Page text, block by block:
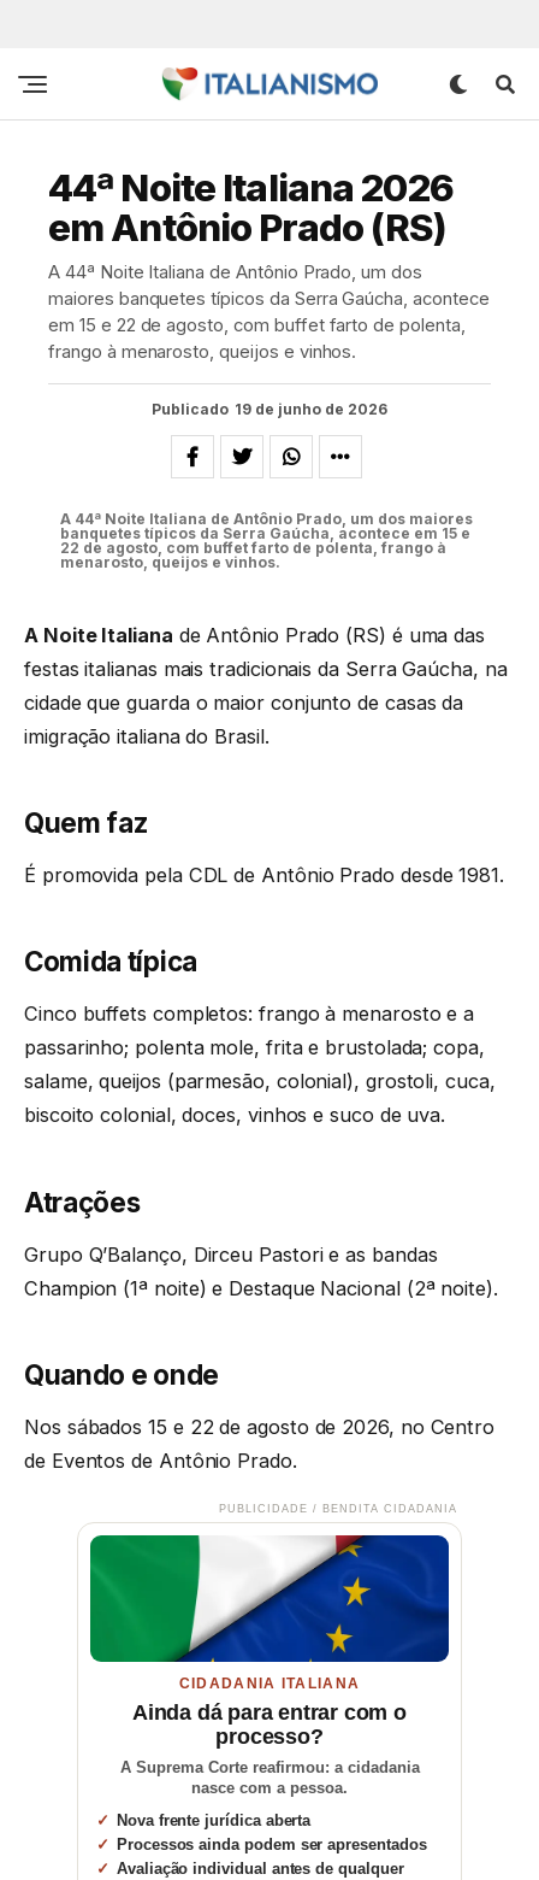
44ª Noite Italiana 2026
em Antônio Prado (RS)
A 44ª Noite Italiana de Antônio Prado, um dos
maiores banquetes típicos da Serra Gaúcha, acontece
em 15 e 22 de agosto, com buffet farto de polenta,
frango à menarosto, queijos e vinhos.
Publicado 19 de junho de 2026
A 44ª Noite Italiana de Antônio Prado, um dos maiores
banquetes típicos da Serra Gaúcha, acontece em 15 e
22 de agosto, com buffet farto de polenta, frango à
menarosto, queijos e vinhos.
A Noite Italiana de Antônio Prado (RS) é uma das
festas italianas mais tradicionais da Serra Gaúcha, na
cidade que guarda o maior conjunto de casas da
imigração italiana do Brasil.
Quem faz
É promovida pela CDL de Antônio Prado desde 1981.
Comida típica
Cinco buffets completos: frango à menarosto e a
passarinho; polenta mole, frita e brustolada; copa,
salame, queijos (parmesão, colonial), grostoli, cuca,
biscoito colonial, doces, vinhos e suco de uva.
Atrações
Grupo Q’Balanço, Dirceu Pastori e as bandas
Champion (1ª noite) e Destaque Nacional (2ª noite).
Quando e onde
Nos sábados 15 e 22 de agosto de 2026, no Centro
de Eventos de Antônio Prado.
PUBLICIDADE / BENDITA CIDADANIA
CIDADANIA ITALIANA
Ainda dá para entrar com o
processo?
A Suprema Corte reafirmou: a cidadania
nasce com a pessoa.
Nova frente jurídica aberta
Processos ainda podem ser apresentados
Avaliação individual antes de qualquer